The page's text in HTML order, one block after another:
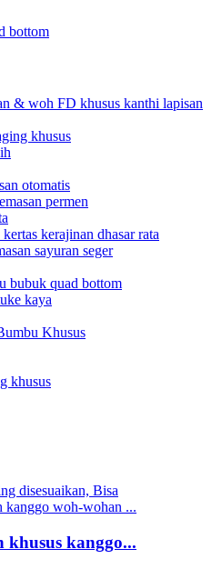
bottom
& woh FD khusus kanthi lapisan
khusus
otomatis
permen
kertas kerajinan dhasar rata
sayuran seger
bubuk quad bottom
kaya
Khusus
khusus
khusus kanggo...